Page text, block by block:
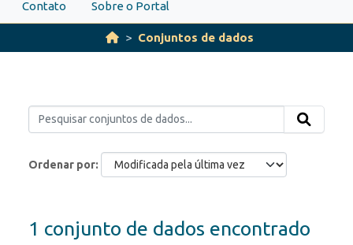
Contato Sobre o Portal
Conjuntos de dados
Ordenar por
1 conjunto de dados encontrado